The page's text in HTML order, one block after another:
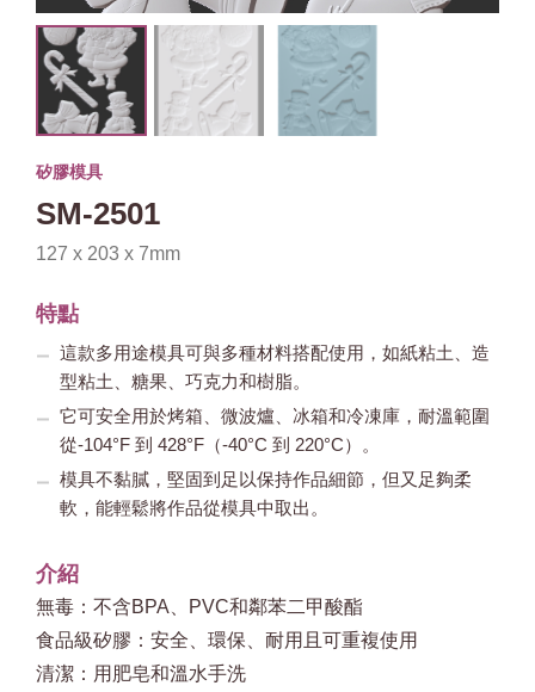
矽膠模具
SM-2501
127 x 203 x 7mm
特點
這款多用途模具可與多種材料搭配使用，如紙粘土、造
型粘土、糖果、巧克力和樹脂。
它可安全用於烤箱、微波爐、冰箱和冷凍庫，耐溫範圍
從-104°F 到 428°F（-40°C 到 220°C）。
模具不黏膩，堅固到足以保持作品細節，但又足夠柔
軟，能輕鬆將作品從模具中取出。
介紹
無毒：不含BPA、PVC和鄰苯二甲酸酯
食品級矽膠：安全、環保、耐用且可重複使用
清潔：用肥皂和溫水手洗